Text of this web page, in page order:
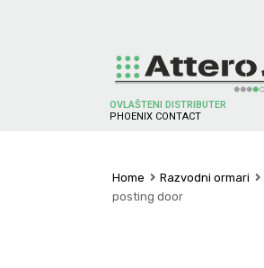
OVLAŠTENI DISTRIBUTER
P H O EN X CO NTACT
Home Razvodni ormari
posting door